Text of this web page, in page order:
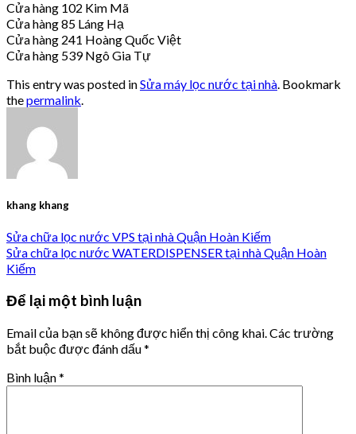
Cửa hàng 102 Kim Mã
Cửa hàng 85 Láng Hạ
Cửa hàng 241 Hoàng Quốc Việt
Cửa hàng 539 Ngô Gia Tự
This entry was posted inSửa máy lọc nước tại nhà . Bookmark
thepermalink
khang khang
Sửa chữa lọc nước VPS tại nhà Quận Hoàn Kiếm
Sửa chữa lọc nước WATERDISPENSER tại nhà Quận Hoàn
Kiếm
Để lại một bình luận
Email của bạn sẽ không được hiển thị công khai. Các trường
bắt buộc được đánh dấu*
Bình luận*